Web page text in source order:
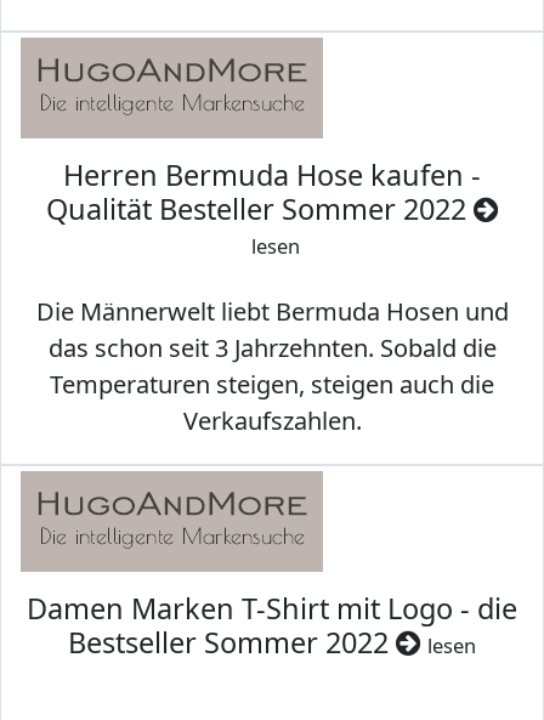
Herren Bermuda Hose kaufen -
Qualität Besteller Sommer 2022
lesen
Die Männerwelt liebt Bermuda Hosen und
das schon seit 3 Jahrzehnten. Sobald die
Temperaturen steigen, steigen auch die
Verkaufszahlen.
Damen Marken T-Shirt mit Logo - die
Bestseller Sommer 2022
lesen